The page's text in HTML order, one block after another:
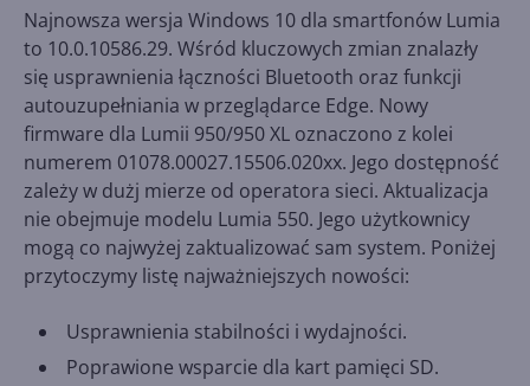
Najnowsza wersja Windows 10 dla smartfonów Lumia
to 10.0.10586.29. Wśród kluczowych zmian znalazły
się usprawnienia łączności Bluetooth oraz funkcji
autouzupełniania w przeglądarce Edge. Nowy
firmware dla Lumii 950/950 XL oznaczono z kolei
numerem 01078.00027.15506.020xx. Jego dostępność
zależy w dużj mierze od operatora sieci. Aktualizacja
nie obejmuje modelu Lumia 550. Jego użytkownicy
mogą co najwyżej zaktualizować sam system. Poniżej
przytoczymy listę najważniejszych nowości:
Usprawnienia stabilności i wydajności.
Poprawione wsparcie dla kart pamięci SD.